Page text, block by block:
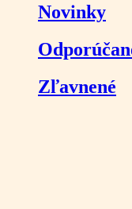
Novinky
Zľavnené